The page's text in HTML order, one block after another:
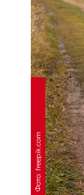
Фото: freepik.com